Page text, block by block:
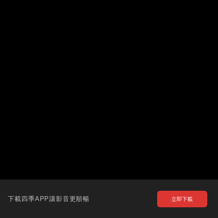
下載四季APP讓影音更順暢 立即下載